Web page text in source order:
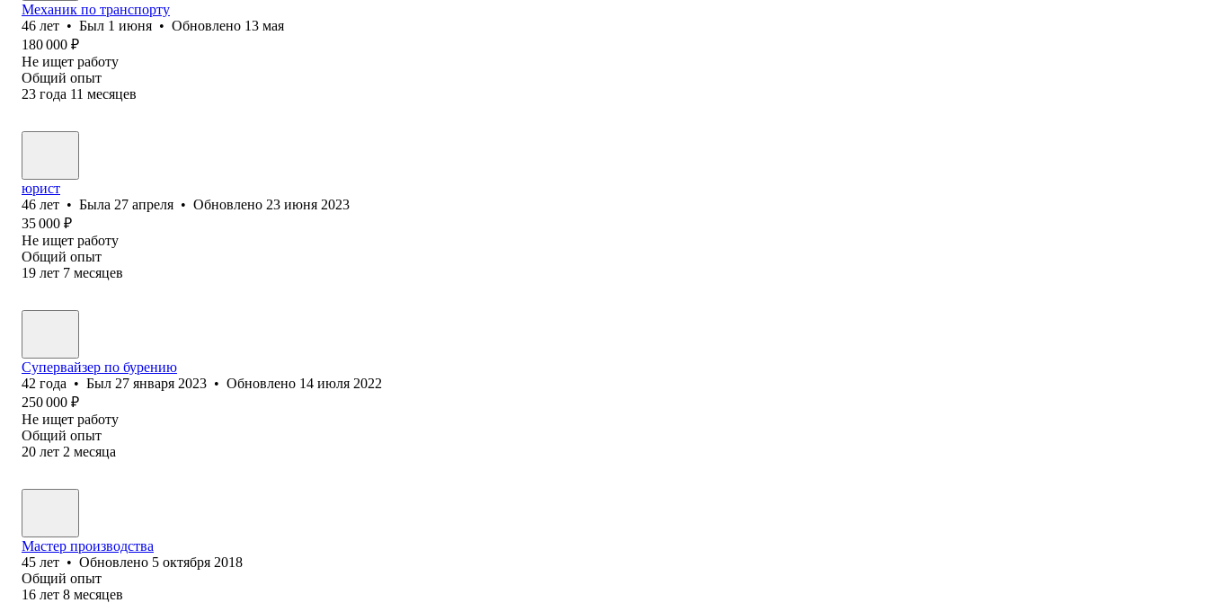
Механик по транспорту
46 лет • Был 1 июня • Обновлено 13 мая
180 000 ₽
Не ищет работу
Общий опыт
23 года 11 месяцев
юрист
46 лет • Была 27 апреля • Обновлено 23 июня 2023
35 000 ₽
Не ищет работу
Общий опыт
19 лет 7 месяцев
Супервайзер по бурению
42 года • Был 27 января 2023 • Обновлено 14 июля 2022
250 000 ₽
Не ищет работу
Общий опыт
20 лет 2 месяца
Мастер производства
45 лет • Обновлено 5 октября 2018
Общий опыт
16 лет 8 месяцев